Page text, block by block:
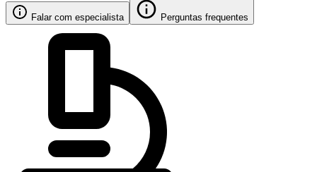
Falar com especialista Perguntas frequentes